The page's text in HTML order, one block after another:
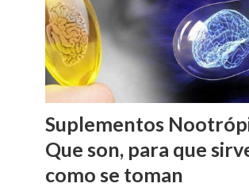
Suplementos
Que son, para que
como se toman